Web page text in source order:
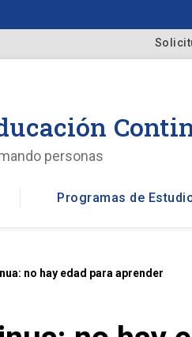
personas
Programas de
no hay edad para aprender